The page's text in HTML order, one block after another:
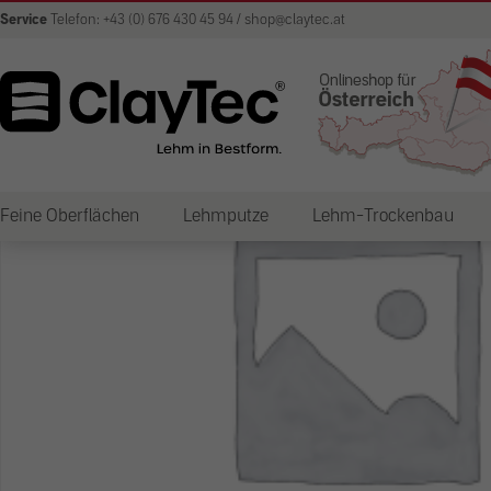
Service Telefon: +43 (0) 676 430 45 94 / shop@claytec.at
Feine Oberflächen Lehmputze Lehm-Trockenbau